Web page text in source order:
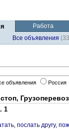
Работа
Все объявления
объявления Россия
1
, послать другу,